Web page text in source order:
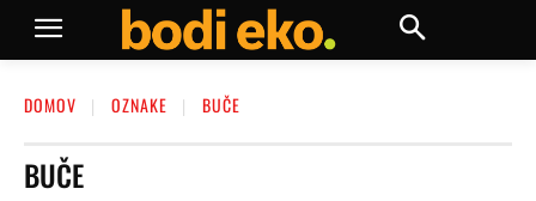
DOMOV OZNAKE BUČE
BUČE